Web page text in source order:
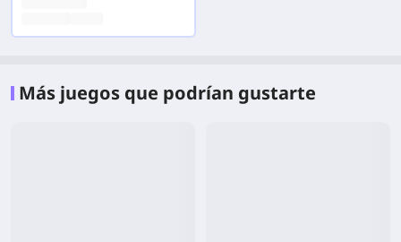
Más juegos que podrían gustarte